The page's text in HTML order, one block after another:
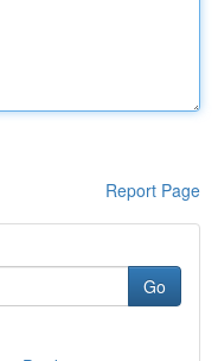
Report Page
Go